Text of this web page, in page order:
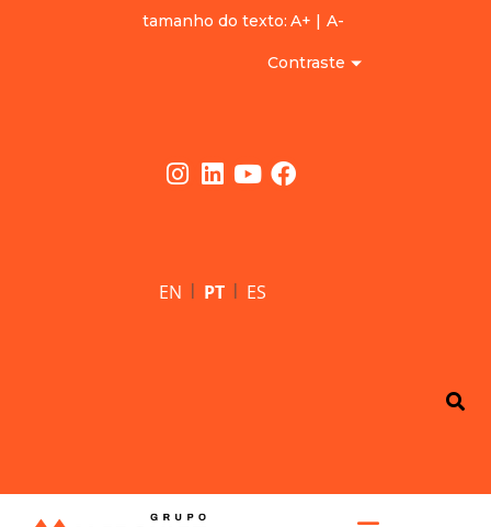
tamanho do texto: A+ | A-
Contraste
EN | PT | ES